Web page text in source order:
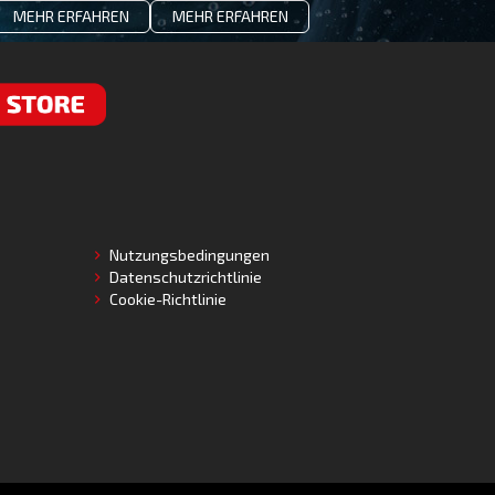
MEHR ERFAHREN MEHR ERFAHREN
Nutzungsbedingungen
Datenschutzrichtlinie
Cookie-Richtlinie